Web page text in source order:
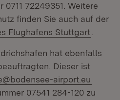
0711 72249351. Weitere
finden Sie auch auf der
Flughafens Stuttgart
hat ebenfalls
Dieser ist
airport.eu
07541 284-120 zu